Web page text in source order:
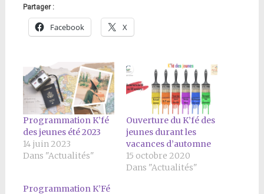
Partager :
Facebook X
Programmation K’fé
des jeunes été 2023
14 juin 2023
Dans "Actualités"
Ouverture du K’fé des
jeunes durant les
vacances d’automne
15 octobre 2020
Dans "Actualités"
Programmation K’Fé